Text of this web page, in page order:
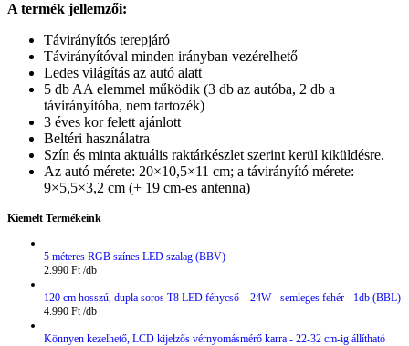
A termék jellemzői:
Távirányítós terepjáró
Távirányítóval minden irányban vezérelhető
Ledes világítás az autó alatt
5 db AA elemmel működik (3 db az autóba, 2 db a
távirányítóba, nem tartozék)
3 éves kor felett ajánlott
Beltéri használatra
Szín és minta aktuális raktárkészlet szerint kerül kiküldésre.
Az autó mérete: 20×10,5×11 cm; a távirányító mérete:
9×5,5×3,2 cm (+ 19 cm-es antenna)
Kiemelt Termékeink
5 méteres RGB színes LED szalag (BBV)
2.990 Ft
120 cm hosszú, dupla soros T8 LED fénycső – 24W - semleges fehér - 1db (BBL)
4.990 Ft
Könnyen kezelhető, LCD kijelzős vérnyomásmérő karra - 22-32 cm-ig állítható